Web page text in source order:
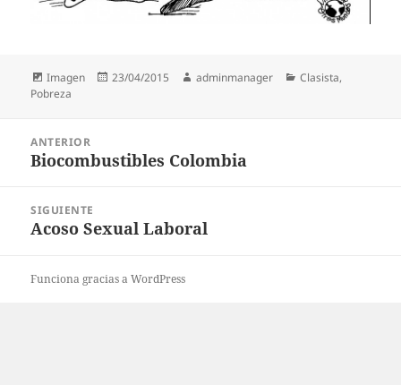
Formato
Imagen
Publicado
23/04/2015 Autor
adminmanager Categorías
Clasista,
Pobreza
entradas
ANTERIOR
Entrada
Biocombustibles Colombia
SIGUIENTE
Entrada
Acoso Sexual Laboral
Funciona gracias a WordPress